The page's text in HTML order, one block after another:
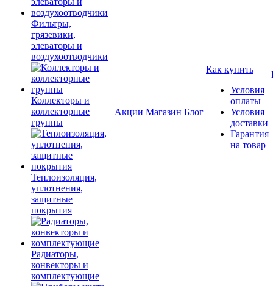
Фильтры,
грязевики,
элеваторы и
воздухоотводчики
Коллекторы и
коллекторные
группы
Теплоизоляция,
уплотнения,
защитные
покрытия
Радиаторы,
конвекторы и
комплектующие
Акции Магазин Блог
Как купить
Условия
оплаты
Условия
доставки
Гарантия
на товар